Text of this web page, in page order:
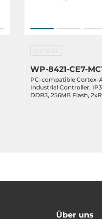
HDMI, VGA
WP-8421-CE7-
PC-compatible Cortex-
Industrial Controller,
DDR3, 256MB Flash,
Über uns